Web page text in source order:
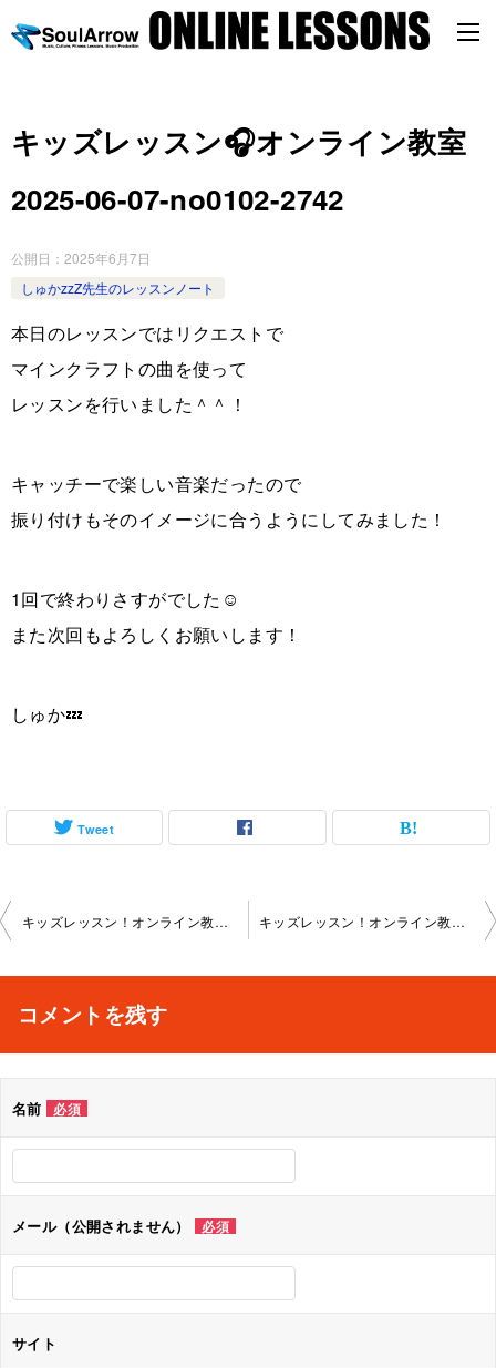
キッズレッスン🎧オンライン教室
2025-06-07-no0102-2742
公開日： 2025年6月7日
しゅかzzZ先生のレッスンノート
本日のレッスンではリクエストで
マインクラフトの曲を使って
レッスンを行いました＾＾！
キャッチーで楽しい音楽だったので
振り付けもそのイメージに合うようにしてみました！
1回で終わりさすがでした☺︎
また次回もよろしくお願いします！
しゅか💤
Tweet
投
ビ
シ
キッズレッスン！オンライン教室2025-05-17-no0102-0517 キッズレッスン！オンライン教室2025-06-21-no0102-2472
コメントを残す
名前 必須
メール（公開されません） 必須
サイト